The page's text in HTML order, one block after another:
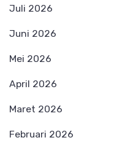
Juli 2026
Juni 2026
Mei 2026
April 2026
Maret 2026
Februari 2026